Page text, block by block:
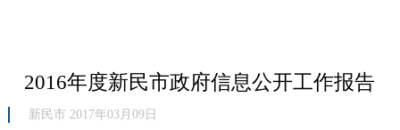
2016年度新民市政府信息公开工作报告
新民市 2017年03月09日